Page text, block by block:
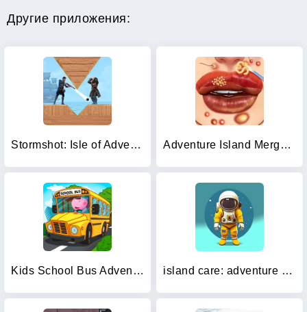
Другие приложения:
Stormshot: Isle of Adventure Adventure Island Merge: Save
Kids School Bus Adventure island care: adventure empire